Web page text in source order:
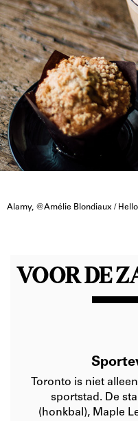
Alamy, @Amélie Blondiaux /
VOOR DE
Toronto is niet
sportstad. De
(honkbal), Maple